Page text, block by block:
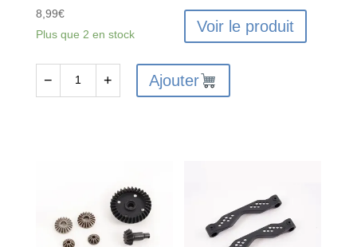
8,99€
Plus que 2 en stock
FRONT/REAR
− + Ajouter
Voir le produit